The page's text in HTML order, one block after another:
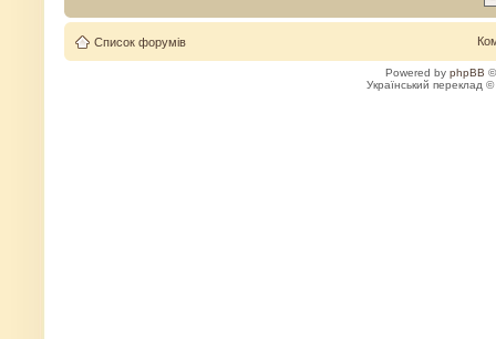
Список форумів
Powered by phpBB
Український переклад